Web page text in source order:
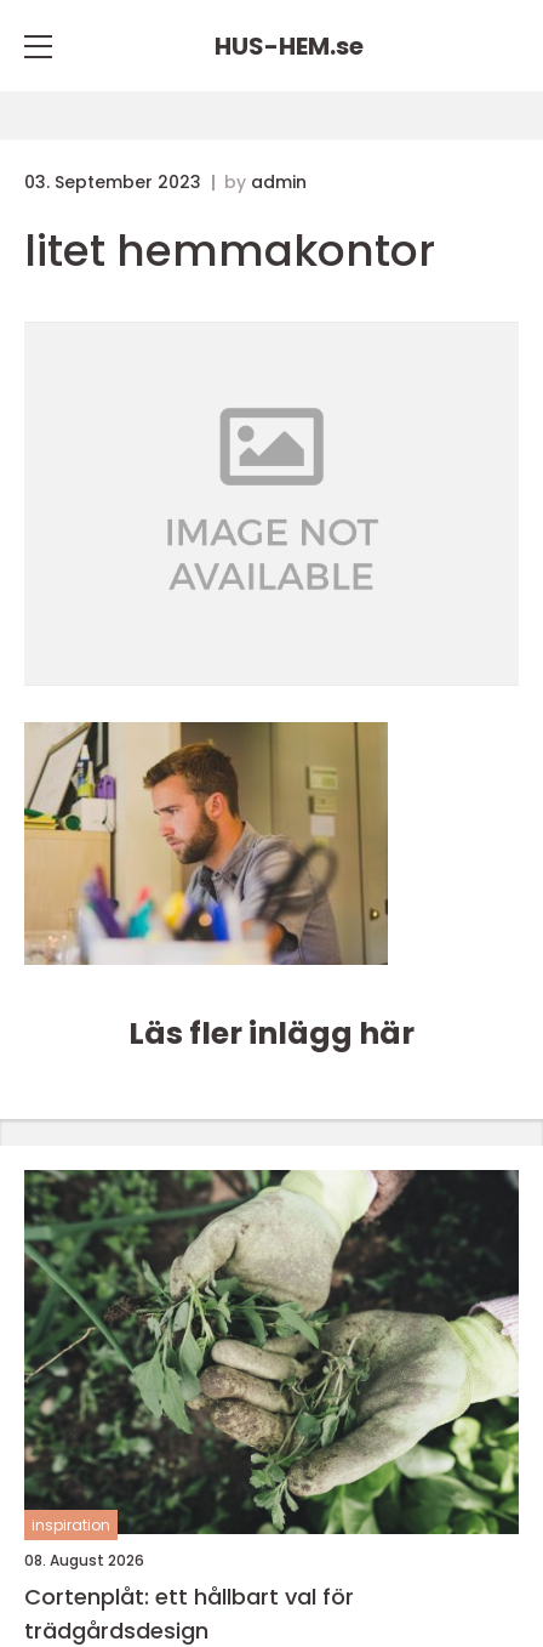
HUS-HEM.se
03. September 2023 by admin
litet hemmakontor
Läs fler inlägg här
inspiration
08. August 2026
Cortenplåt: ett hållbart val för
trädgårdsdesign